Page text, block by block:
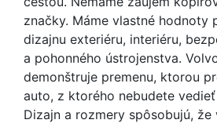
značky. Máme vlastné hodnoty
dizajnu exteriéru, interiéru,
a pohonného ústrojenstva.
demonštruje premenu, ktorou
auto, z ktorého nebudete
Dizajn a rozmery spôsobujú, že